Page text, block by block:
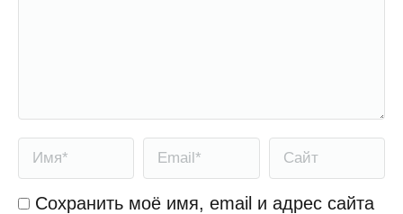
Имя * Email * Сайт
Сохранить моё имя, email и адрес сайта